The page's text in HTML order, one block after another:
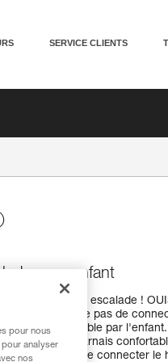
SERVICE CLIENTS
pour enfant
vos enfants en escalade !
Il ne nécessite pas de
accessible par
en font un harnais
dorsal permet de connecter le
pour nous
analyser
nos